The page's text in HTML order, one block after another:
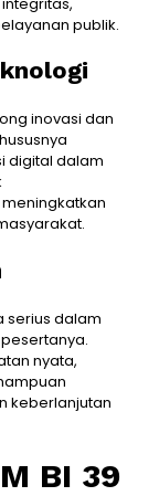
publik.
inovasi dan
digital dalam
serius dalam
nyata,
keberlanjutan
BI 39